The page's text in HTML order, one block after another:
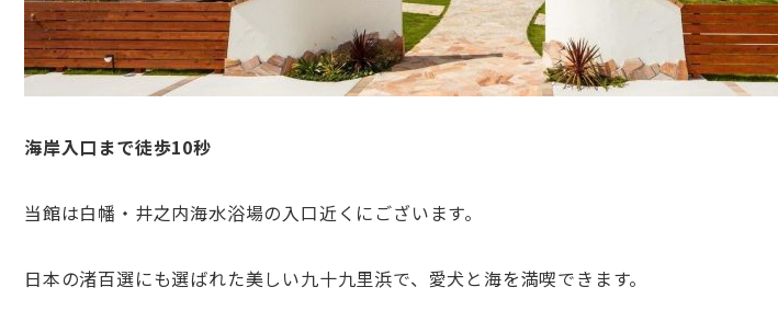
海岸入口まで徒歩10秒
当館は白幡・井之内海水浴場の入口近くにございます。
日本の渚百選にも選ばれた美しい九十九里浜で、愛犬と海を満喫できます。